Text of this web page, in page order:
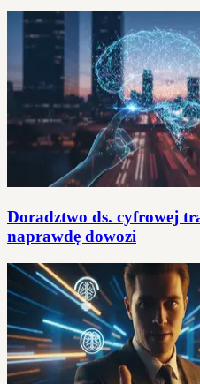
Doradztwo ds. cyfrowej
naprawdę dowozi